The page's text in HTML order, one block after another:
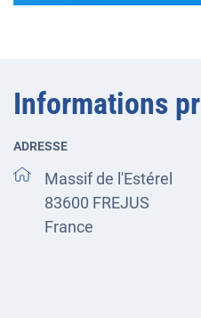
Informations
ADRESSE
Massif de l'Estérel
83600 FREJUS
France